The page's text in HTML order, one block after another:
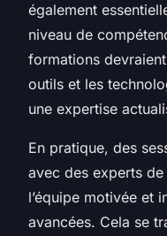
également
niveau de
formations
outils et les
une expertise
En pratique, des
avec des experts
l’équipe motivée et
avancées. Cela se